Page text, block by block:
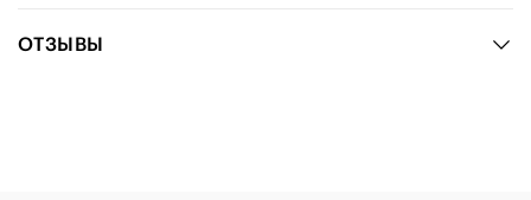
ОТЗЫВЫ